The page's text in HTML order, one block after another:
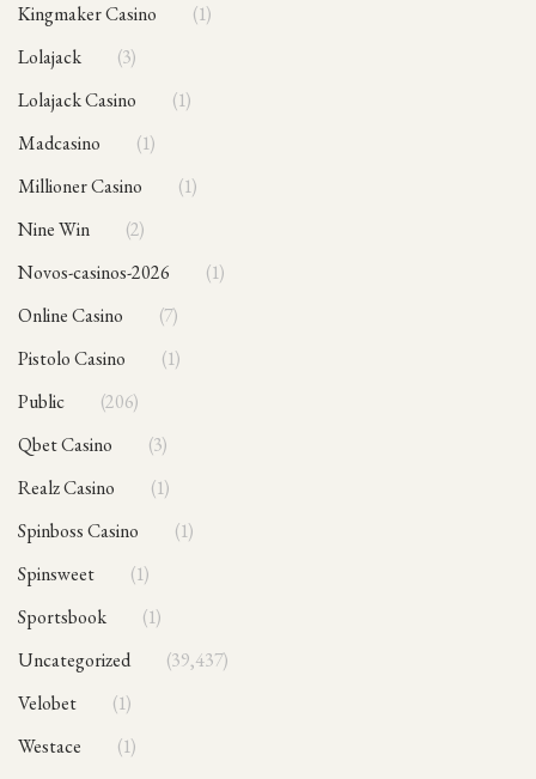
Kingmaker Casino
1
Lolajack
3
Lolajack Casino
1
Madcasino
1
Millioner Casino
1
Nine Win
2
novos-casinos-2026
1
Online Casino
7
Pistolo Casino
1
public
206
Qbet Casino
3
Realz Casino
1
Spinboss Casino
1
Spinsweet
1
sportsbook
1
Uncategorized
39,437
Velobet
1
Westace
1